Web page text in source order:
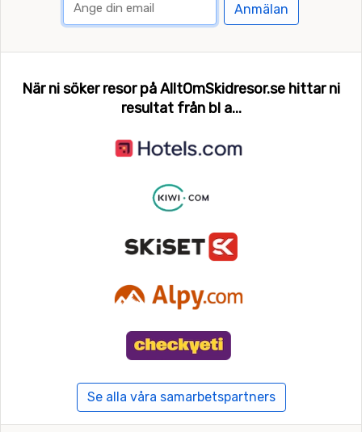
Anmälan
När ni söker resor på AlltOmSkidresor.se hittar ni
resultat från bl a...
Se alla våra samarbetspartners